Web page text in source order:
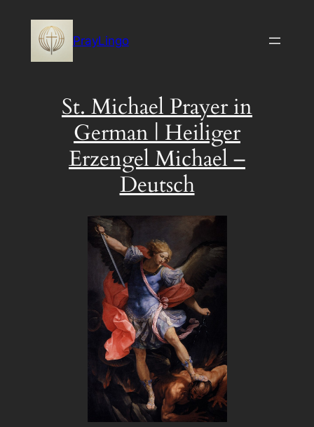
content
PrayLingo
St. Michael Prayer in
German | Heiliger
Erzengel Michael –
Deutsch